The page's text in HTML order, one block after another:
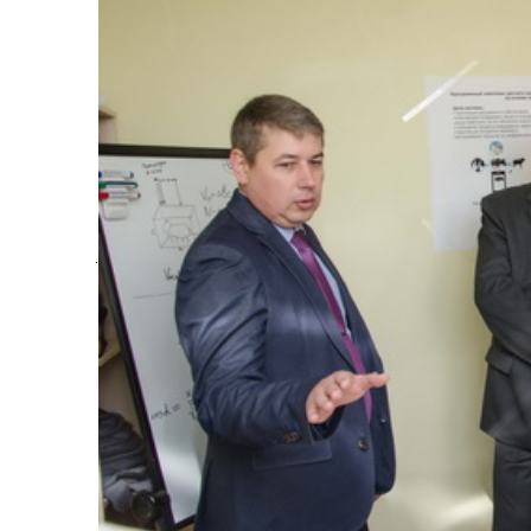
У цырымоніі адкрыцця новага корпуса
будаўнічага трэста № 7 Барыс Шэрман,
рэалізаваны самыя сучасныя